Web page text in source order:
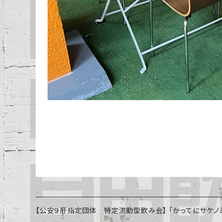
【公安９肝指定団体 特定流動型飲み会】 「かってにサケノ